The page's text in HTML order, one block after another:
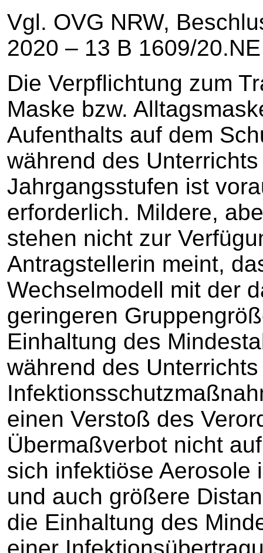
Vgl. OVG NRW,
2020 – 13 B 1609/
Die Verpflichtung zum
Maske bzw.
Aufenthalts auf dem
während des
Jahrgangsstufen ist
erforderlich. Mildere,
stehen nicht zur
Antragstellerin meint,
Wechselmodell mit der
geringeren
Einhaltung des
während des
einen Verstoß des
Übermaßverbot nicht
sich infektiöse Aerosole
und auch größere
die Einhaltung des